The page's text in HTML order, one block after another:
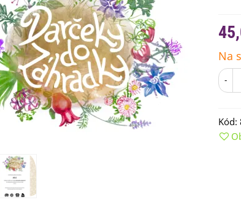
bomby -
Na
-
Kód: